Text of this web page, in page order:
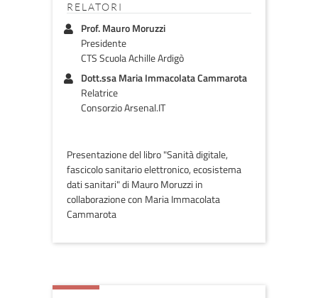
RELATORI
Prof. Mauro Moruzzi
Presidente
CTS Scuola Achille Ardigò
Dott.ssa Maria Immacolata Cammarota
Relatrice
Consorzio Arsenal.IT
Presentazione del libro "Sanità digitale,
fascicolo sanitario elettronico, ecosistema
dati sanitari" di Mauro Moruzzi in
collaborazione con Maria Immacolata
Cammarota